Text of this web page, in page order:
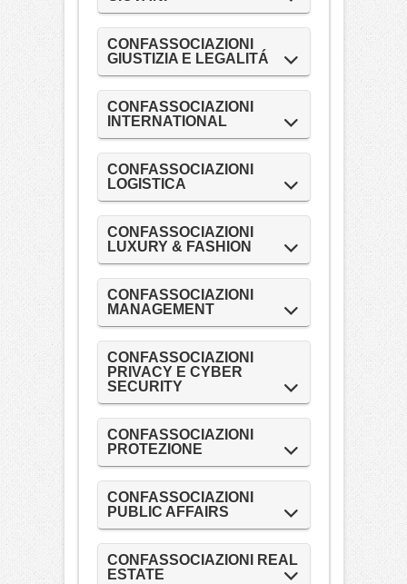
CONFASSOCIAZIONI
GIUSTIZIA E LEGALITÁ
CONFASSOCIAZIONI
INTERNATIONAL
CONFASSOCIAZIONI
LOGISTICA
CONFASSOCIAZIONI
LUXURY & FASHION
CONFASSOCIAZIONI
MANAGEMENT
CONFASSOCIAZIONI
PRIVACY E CYBER
SECURITY
CONFASSOCIAZIONI
PROTEZIONE
CONFASSOCIAZIONI
PUBLIC AFFAIRS
CONFASSOCIAZIONI REAL
ESTATE